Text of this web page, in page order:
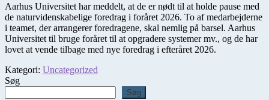
Aarhus Universitet har meddelt, at de er nødt til at holde pause med
de naturvidenskabelige foredrag i foråret 2026. To af medarbejderne
i teamet, der arrangerer foredragene, skal nemlig på barsel. Aarhus
Universitet til bruge foråret til at opgradere systemer mv., og de har
lovet at vende tilbage med nye foredrag i efteråret 2026.
Kategori: Uncategorized
Søg
Søg